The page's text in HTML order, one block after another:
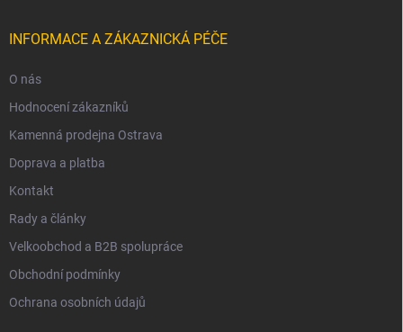
INFORMACE A ZÁKAZNICKÁ PÉČE
O nás
Hodnocení zákazníků
Kamenná prodejna Ostrava
Doprava a platba
Kontakt
Rady a články
Velkoobchod a B2B spolupráce
Obchodní podmínky
Ochrana osobních údajů